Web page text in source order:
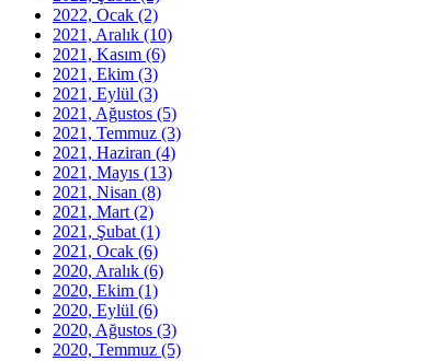
2022, Ocak (2)
2021, Aralık (10)
2021, Kasım (6)
2021, Ekim (3)
2021, Eylül (3)
2021, Ağustos (5)
2021, Temmuz (3)
2021, Haziran (4)
2021, Mayıs (13)
2021, Nisan (8)
2021, Mart (2)
2021, Şubat (1)
2021, Ocak (6)
2020, Aralık (6)
2020, Ekim (1)
2020, Eylül (6)
2020, Ağustos (3)
2020, Temmuz (5)